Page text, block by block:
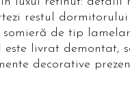
restul
de tip
livrat demontat,
decorative